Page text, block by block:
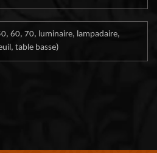
60, 70, luminaire, lampadaire,
table basse)